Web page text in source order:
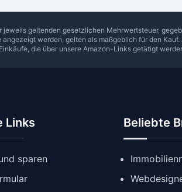
geltenden gesetzlichen Mehrwertsteuer,
werden, gelten als maßgeblich für den
die über unsere Amazon-Links getätigt
Links
sparen
Beliebte